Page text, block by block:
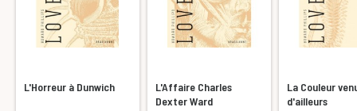
L'Horreur à Dunwich
L'Affaire Charles
Dexter Ward
La Couleur
d'ailleurs